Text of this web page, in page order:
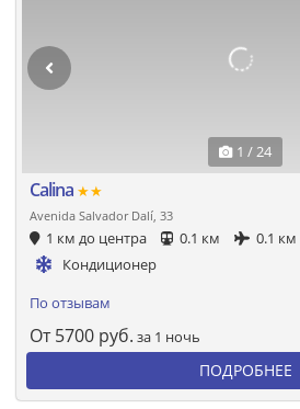
1 / 24
Calina ★★
Avenida Salvador Dalí, 33
1 км до центра 0.1 км
0.1 км
Кондиционер
По отзывам
От 5700 руб. за 1 ночь
ПОДРОБНЕЕ